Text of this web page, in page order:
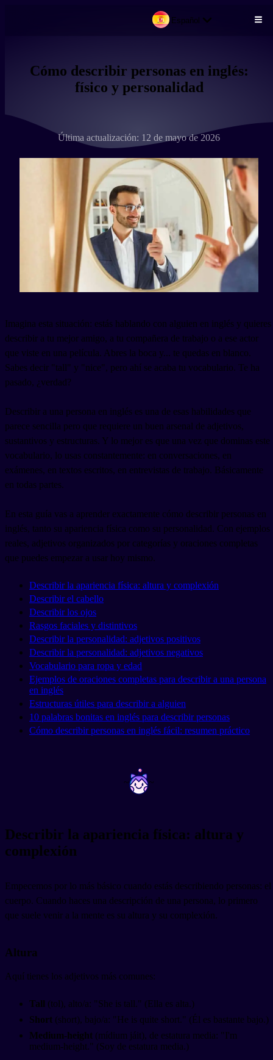
Español
Cómo describir personas en inglés:
físico y personalidad
Última actualización: 12 de mayo de 2026
Imagina esta situación: estás hablando con alguien en inglés y quieres
describir a tu mejor amigo, a tu compañera de trabajo o a ese actor
que viste en una película. Abres la boca y... te quedas en blanco.
Sabes decir "tall" y "nice", pero ahí se acaba tu vocabulario. Te ha
pasado, ¿verdad?
Describir a una persona en inglés es una de esas habilidades que
parece sencilla pero que requiere un buen arsenal de adjetivos,
sustantivos y estructuras. Y lo mejor es que una vez que dominas este
vocabulario, lo usas constantemente: en conversaciones, en
exámenes, en textos escritos, en entrevistas de trabajo. Básicamente
en todas partes.
En esta guía vas a aprender exactamente cómo describir personas en
inglés, tanto su apariencia física como su personalidad. Con ejemplos
reales, adjetivos organizados por categorías y oraciones completas
que puedes empezar a usar hoy mismo.
Describir la apariencia física: altura y complexión
Describir el cabello
Describir los ojos
Rasgos faciales y distintivos
Describir la personalidad: adjetivos positivos
Describir la personalidad: adjetivos negativos
Vocabulario para ropa y edad
Ejemplos de oraciones completas para describir a una persona
en inglés
Estructuras útiles para describir a alguien
10 palabras bonitas en inglés para describir personas
Cómo describir personas en inglés fácil: resumen práctico
~ ~
Describir la apariencia física: altura y
complexión
Empecemos por lo más básico cuando estás describiendo personas: el
cuerpo. Cuando haces una descripción de una persona, lo primero
que suele venir a la mente es su altura y su complexión.
Altura
Aquí tienes los adjetivos más comunes:
Tall (tol), alto/a: "She is tall." (Ella es alta.)
Short (short), bajo/a: "He is quite short." (Él es bastante bajo.)
Medium-height (mídium jáit), de estatura media: "I'm
medium-height." (Soy de estatura media.)